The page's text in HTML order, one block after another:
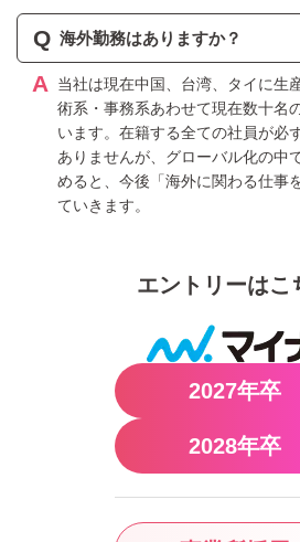
Q 海外勤務はありますか？
A
当社は現在中国、台湾、タイに生
術系・事務系あわせて現在数十名
います。在籍する全ての社員が必
ありませんが、グローバル化の中
めると、今後「海外に関わる仕事
ていきます。
エントリーはこ
2027年卒
2028年卒